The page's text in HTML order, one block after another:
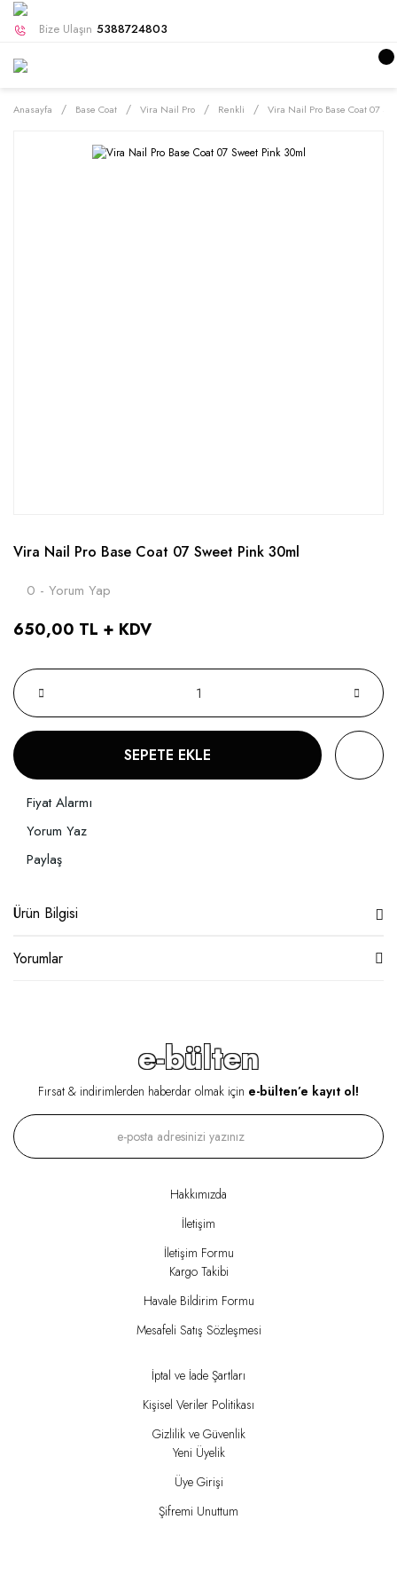
Bize Ulaşın 5388724803
Anasayfa Base Coat Vira Nail Pro Renkli Vira Nail Pro Base Coat 07
Vira Nail Pro Base Coat 07 Sweet Pink 30ml
0 - Yorum Yap
650,00 TL + KDV
SEPETE EKLE
Fiyat Alarmı
Yorum Yaz
Paylaş
Ürün Bilgisi
Yorumlar
e-bülten
Fırsat & indirimlerden haberdar olmak için e-bülten’e kayıt ol!
Hakkımızda
İletişim
İletişim Formu
Kargo Takibi
Havale Bildirim Formu
Mesafeli Satış Sözleşmesi
İptal ve İade Şartları
Kişisel Veriler Politikası
Gizlilik ve Güvenlik
Yeni Üyelik
Üye Girişi
Şifremi Unuttum